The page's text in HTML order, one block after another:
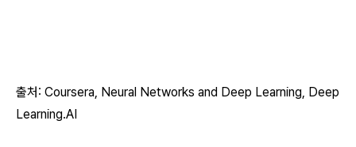
출처: Coursera, Neural Networks and Deep Learning, Deep
Learning.AI